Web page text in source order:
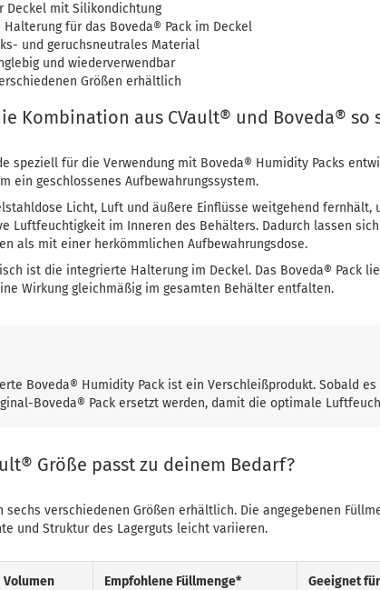
Deckel mit Silikondichtung
für das Boveda® Pack im Deckel
und geruchsneutrales Material
und wiederverwendbar
Größen erhältlich
Kombination aus CVault® und Boveda® so
speziell für die Verwendung mit Boveda® Humidity Packs
ein geschlossenes Aufbewahrungssystem.
Licht, Luft und äußere Einflüsse weitgehend
Luftfeuchtigkeit im Inneren des Behälters. Dadurch lassen
als mit einer herkömmlichen Aufbewahrungsdose.
ist die integrierte Halterung im Deckel. Das Boveda® Pack
Wirkung gleichmäßig im gesamten Behälter entfalten.
Boveda® Humidity Pack ist ein Verschleißprodukt. Sobald
Boveda® Pack ersetzt werden, damit die optimale
Größe passt zu deinem Bedarf?
sechs verschiedenen Größen erhältlich. Die angegebenen
und Struktur des Lagerguts leicht variieren.
Volumen Empfohlene Füllmenge* Geeignet für